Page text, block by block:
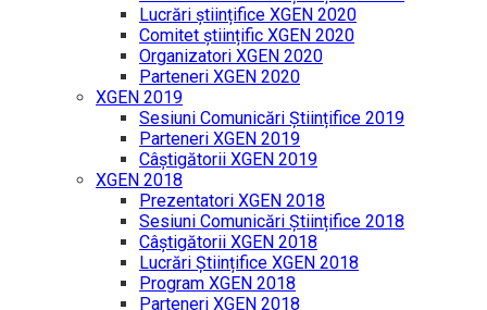
Lucrări științifice XGEN 2020
Comitet științific XGEN 2020
Organizatori XGEN 2020
Parteneri XGEN 2020
XGEN 2019
Sesiuni Comunicări Științifice 2019
Parteneri XGEN 2019
Câștigătorii XGEN 2019
XGEN 2018
Prezentatori XGEN 2018
Sesiuni Comunicări Științifice 2018
Câștigătorii XGEN 2018
Lucrări Științifice XGEN 2018
Program XGEN 2018
Parteneri XGEN 2018